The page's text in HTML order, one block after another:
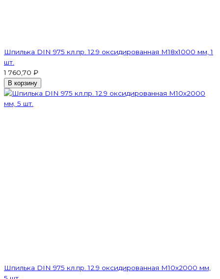
Шпилька DIN 975 кл.пр. 12.9 оксидированная M18х1000 мм, 1
шт.
1 760,70 ₽
В корзину
Шпилька DIN 975 кл.пр. 12.9 оксидированная M10х2000 мм,